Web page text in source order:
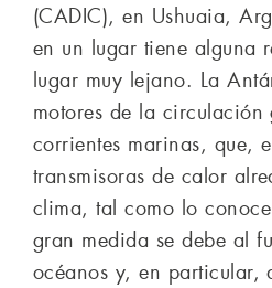
(CADIC), en Ushuaia,
en un lugar tiene alguna
lugar muy lejano. La
motores de la circulación
corrientes marinas, que,
transmisoras de calor
clima, tal como lo
gran medida se debe al
océanos y, en particular,